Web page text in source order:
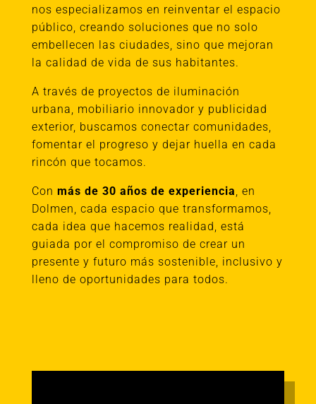
nos especializamos en reinventar el espacio
público, creando soluciones que no solo
embellecen las ciudades, sino que mejoran
la calidad de vida de sus habitantes.
A través de proyectos de iluminación
urbana, mobiliario innovador y publicidad
exterior, buscamos conectar comunidades,
fomentar el progreso y dejar huella en cada
rincón que tocamos.
Con más de 30 años de experiencia, en
Dolmen, cada espacio que transformamos,
cada idea que hacemos realidad, está
guiada por el compromiso de crear un
presente y futuro más sostenible, inclusivo y
lleno de oportunidades para todos.